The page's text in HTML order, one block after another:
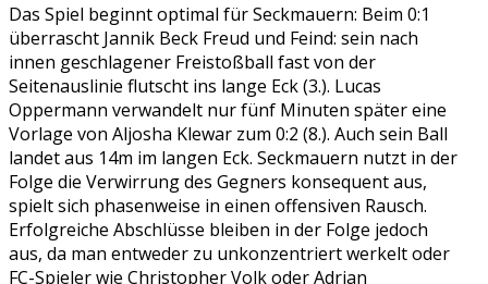
Das Spiel beginnt optimal für Seckmauern: Beim 0:1
überrascht Jannik Beck Freud und Feind: sein nach
innen geschlagener Freistoßball fast von der
Seitenauslinie flutscht ins lange Eck (3.). Lucas
Oppermann verwandelt nur fünf Minuten später eine
Vorlage von Aljosha Klewar zum 0:2 (8.). Auch sein Ball
landet aus 14m im langen Eck. Seckmauern nutzt in der
Folge die Verwirrung des Gegners konsequent aus,
spielt sich phasenweise in einen offensiven Rausch.
Erfolgreiche Abschlüsse bleiben in der Folge jedoch
aus, da man entweder zu unkonzentriert werkelt oder
FC-Spieler wie Christopher Volk oder Adrian